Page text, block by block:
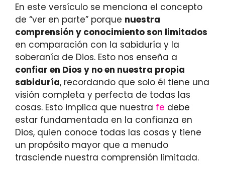
En este versículo se menciona el concepto
de “ver en parte” porque nuestra
comprensión y conocimiento son limitados
en comparación con la sabiduría y la
soberanía de Dios. Esto nos enseña a
confiar en Dios y no en nuestra propia
sabiduría, recordando que solo él tiene una
visión completa y perfecta de todas las
cosas. Esto implica que nuestra fe debe
estar fundamentada en la confianza en
Dios, quien conoce todas las cosas y tiene
un propósito mayor que a menudo
trasciende nuestra comprensión limitada.